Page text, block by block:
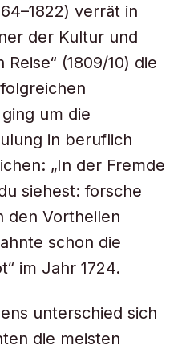
verrät in
der Kultur und
(1809/10) die
um die
in beruflich
„In der Fremde
siehest: forsche
den Vortheilen
schon die
im Jahr 1724.
unterschied sich
die meisten